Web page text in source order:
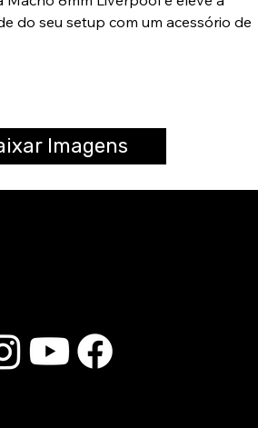
do seu setup com um acessório de
Imagens